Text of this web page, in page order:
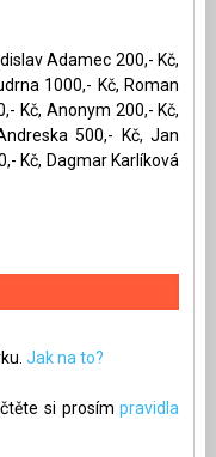
Adamec 200,- Kč,
1000,- Kč, Roman
Kč, Anonym 200,- Kč,
500,- Kč, Jan
Kč, Dagmar Karlíková
Jak na to?
si prosímpravidla